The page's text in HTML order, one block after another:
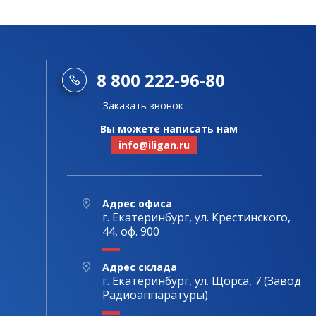
8 800 222-96-80
Заказать звонок
Вы можете написать нам
info@iligan.ru
Адрес офиса
г. Екатеринбург, ул. Крестинского,
44, оф. 900
Адрес склада
г. Екатеринбург, ул. Щорса, 7 (Завод
Радиоаппаратуры)